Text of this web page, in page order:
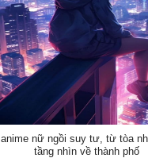
anime nữ ngồi suy tư, từ tòa
tầng nhìn về thành phố